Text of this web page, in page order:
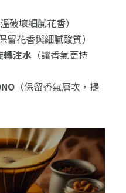
破壞細膩花香）
留花香與細膩酸質）
轉注水（讓香氣更持
（保留香氣層次，提